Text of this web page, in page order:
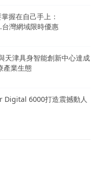
握在自己手上：
灣網域限時優惠
天津具身智能創新中心達成
產業生態
Digital 6000打造震撼動人